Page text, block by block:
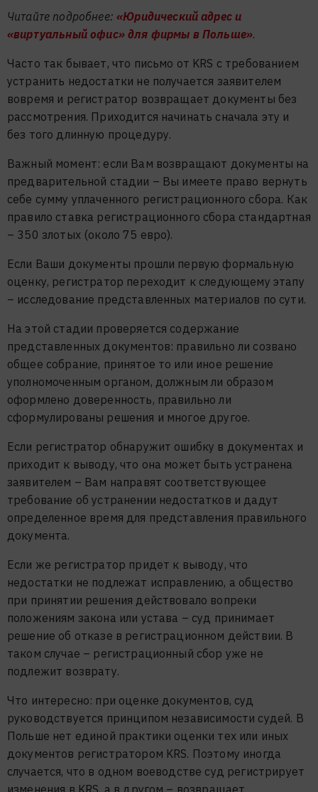
Читайте подробнее: «Юридический адрес и
«виртуальный офис» для фирмы в Польше».
Часто так бывает, что письмо от KRS с требованием
устранить недостатки не получается заявителем
вовремя и регистратор возвращает документы без
рассмотрения. Приходится начинать сначала эту и
без того длинную процедуру.
Важный момент: если Вам возвращают документы на
предварительной стадии – Вы имеете право вернуть
себе сумму уплаченного регистрационного сбора. Как
правило ставка регистрационного сбора стандартная
– 350 злотых (около 75 евро).
Если Ваши документы прошли первую формальную
оценку, регистратор переходит к следующему этапу
– исследование представленных материалов по сути.
На этой стадии проверяется содержание
представленных документов: правильно ли созвано
общее собрание, принятое то или иное решение
уполномоченным органом, должным ли образом
оформлено доверенность, правильно ли
сформулированы решения и многое другое.
Если регистратор обнаружит ошибку в документах и
приходит к выводу, что она может быть устранена
заявителем – Вам направят соответствующее
требование об устранении недостатков и дадут
определенное время для представления правильного
документа.
Если же регистратор придет к выводу, что
недостатки не подлежат исправлению, а общество
при принятии решения действовало вопреки
положениям закона или устава – суд принимает
решение об отказе в регистрационном действии. В
таком случае – регистрационный сбор уже не
подлежит возврату.
Что интересно: при оценке документов, суд
руководствуется принципом независимости судей. В
Польше нет единой практики оценки тех или иных
документов регистратором KRS. Поэтому иногда
случается, что в одном воеводстве суд регистрирует
изменения в KRS, а в другом – возвращает